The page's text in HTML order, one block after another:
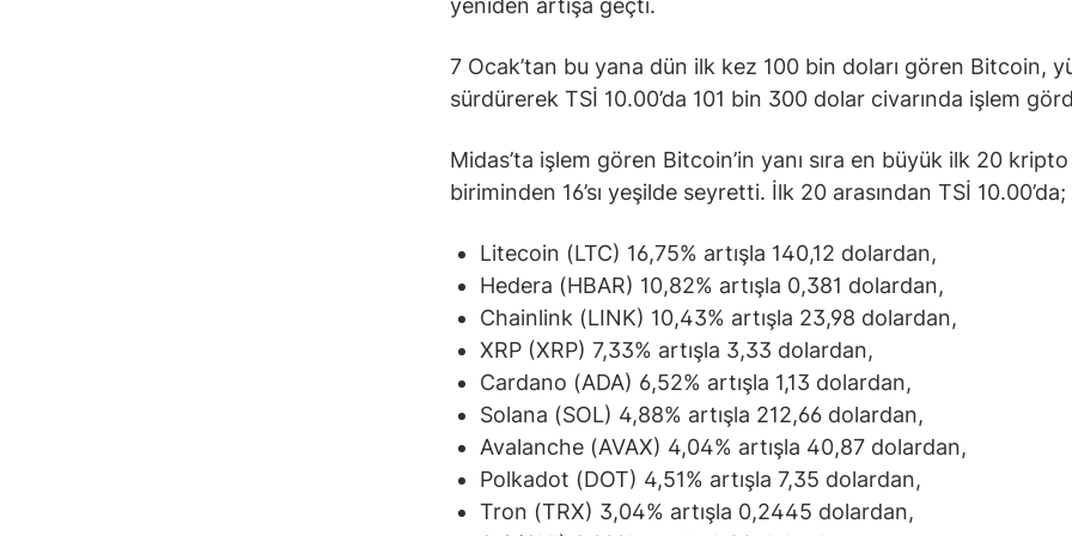
yeniden artışa geçti.
7 Ocak’tan bu yana dün ilk kez 100 bin doları gören Bitcoin,
sürdürerek TSİ 10.00’da 101 bin 300 dolar civarında işlem
Midas’ta işlem gören Bitcoin’in yanı sıra en büyük ilk 20
biriminden 16’sı yeşilde seyretti. İlk 20 arasından TSİ 10.00’da;
Litecoin (LTC) 16,75% artışla 140,12 dolardan,
Hedera (HBAR) 10,82% artışla 0,381 dolardan,
Chainlink (LINK) 10,43% artışla 23,98 dolardan,
XRP (XRP) 7,33% artışla 3,33 dolardan,
Cardano (ADA) 6,52% artışla 1,13 dolardan,
Solana (SOL) 4,88% artışla 212,66 dolardan,
Avalanche (AVAX) 4,04% artışla 40,87 dolardan,
Polkadot (DOT) 4,51% artışla 7,35 dolardan,
Tron (TRX) 3,04% artışla 0,2445 dolardan,